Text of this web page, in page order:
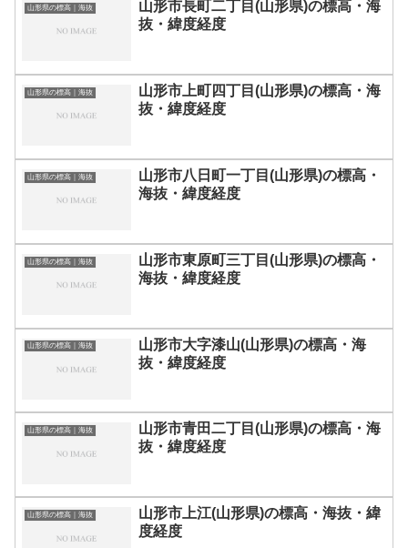
山形県の標高｜海抜
山形市長町二丁目(山形県)の標高・海
抜・緯度経度
山形県の標高｜海抜
山形市上町四丁目(山形県)の標高・海
抜・緯度経度
山形県の標高｜海抜
山形市八日町一丁目(山形県)の標高・
海抜・緯度経度
山形県の標高｜海抜
山形市東原町三丁目(山形県)の標高・
海抜・緯度経度
山形県の標高｜海抜
山形市大字漆山(山形県)の標高・海
抜・緯度経度
山形県の標高｜海抜
山形市青田二丁目(山形県)の標高・海
抜・緯度経度
山形県の標高｜海抜
山形市上江(山形県)の標高・海抜・緯
度経度